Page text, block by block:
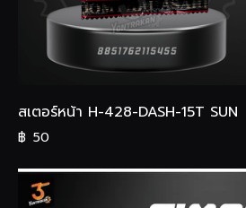
สเตอร์หน้า H-428-DASH-15T SUN
฿ 50